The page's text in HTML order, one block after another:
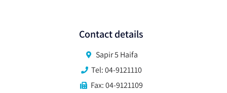
Contact details
Sapir 5 Haifa
Tel: 04-9121110
Fax: 04-9121109